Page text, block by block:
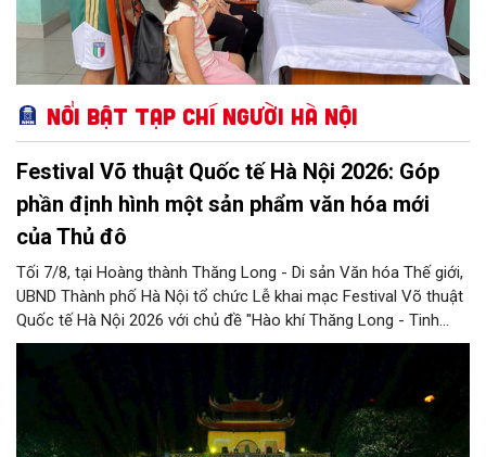
Nổi bật Tạp chí Người Hà Nội
Festival Võ thuật Quốc tế Hà Nội 2026: Góp
phần định hình một sản phẩm văn hóa mới
của Thủ đô
Tối 7/8, tại Hoàng thành Thăng Long - Di sản Văn hóa Thế giới,
UBND Thành phố Hà Nội tổ chức Lễ khai mạc Festival Võ thuật
Quốc tế Hà Nội 2026 với chủ đề "Hào khí Thăng Long - Tinh
hoa võ Việt". Lần đầu tiên được tổ chức, Festival đánh dấu
hóa - thể thao mang tầm quốc tế, góp phần tôn vinh truyền
thống thượng võ dân tộc, quảng bá hình ảnh Hà Nội và thúc đẩy
giao lưu văn hóa, thể thao với bạn bè thế giới.